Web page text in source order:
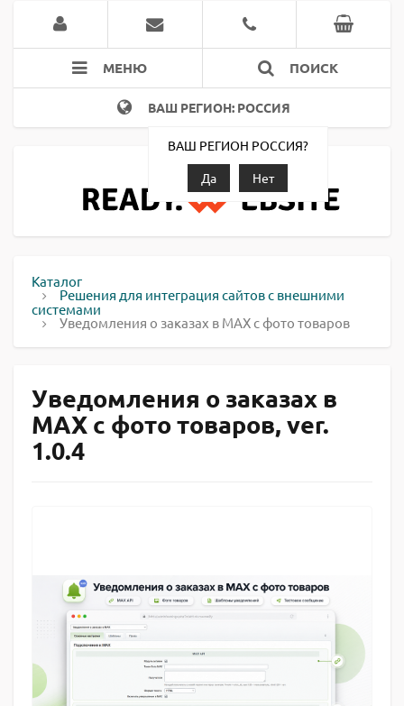
МЕНЮ ПОИСК
ВАШ РЕГИОН: РОССИЯ
ВАШ РЕГИОН РОССИЯ?
Да
Нет
Каталог
Решения для интеграция сайтов с внешними
системами
Уведомления о заказах в MAX с фото товаров
Уведомления о заказах в
MAX с фото товаров, ver.
1.0.4